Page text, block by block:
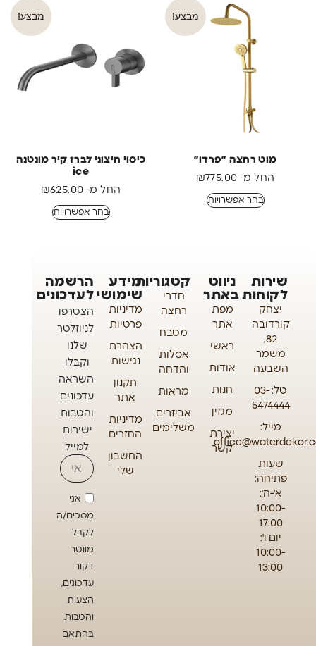
מבצע!
מוט רחצה ״פרדו״
החל מ-
₪775.00
בחר אפשרויות
מבצע!
כיסוי חיצוני לברז קיר מונטנה
ice
החל מ-
₪625.00
בחר אפשרויות
שירות
לקוחות
יצחק
קורדובה
82,
משמר
השבעה
טל: 03-
5474444
מייל:
שעות
פתיחה:
א'-ה':
10:00-
17:00
יום ו':
10:00-
13:00
ניווט
באתר
מפת
אתר
ראשי
אודות
חנות
מגזין
יצירת
קשר
קטגוריות
חדרי
רחצה
מטבח
אסלות
והדחה
מראות
אביזרים
משלימים
מידע
שימושי
מדיניות
פרטיות
הצהרת
נגישות
תקנון
אתר
מדיניות
החזרים
החשבון
שלי
הרשמה
לעדכונים
הצטרפו
לניוזלטר
שלנו
וקבלו
השראה
עדכונים
והטבות
ישירות
למייל
אני
מסכים/ה
לקבל
מווטר
דקור
עדכונים,
הצעות
והטבות
בהתאם